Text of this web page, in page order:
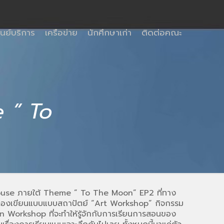
ย์บริการ เครือข่าย นักศึกษาเก่า ติดต่อคณะ
” To
ภายใต้ Theme ” To The Moon” EP2 ที่ทาง
งเขียนแบบแบบสถาปัตย์ “Art Workshop” กิจกรรม
ที่จะทำให้รู้จักกับการเรียนการสอนของ